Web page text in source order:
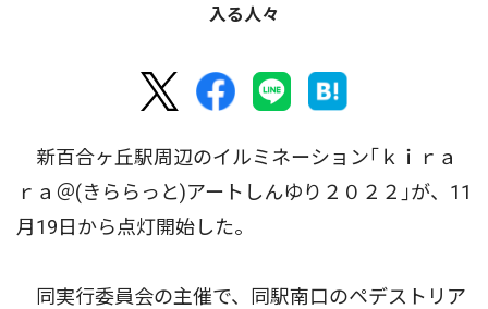
入る人々
新百合ヶ丘駅周辺のイルミネーション｢ｋｉｒａ
ｒａ＠(きららっと)アートしんゆり２０２２｣が、11
月19日から点灯開始した。
同実行委員会の主催で、同駅南口のペデストリア